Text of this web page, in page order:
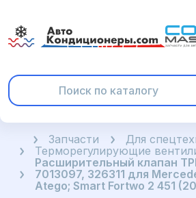
ГлавнаяЗапчасти
Для
Терморегулирующие
Расширительный клапан
7013097, 326311 для
Atego; Smart Fortwo 2 451